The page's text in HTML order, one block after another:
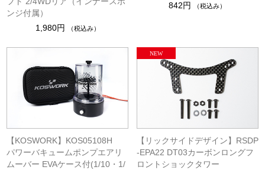
ンジ付属）
1,980円
（税込み）
842円 （税込み）
【KOSWORK】KOS05108H
パワーバキュームポンプエアリ
ムーバー EVAケース付(1/10・1/
【リックサイドデザイン】RSDP
-EPA22 DT03カーボンロングフ
ロントショックタワー